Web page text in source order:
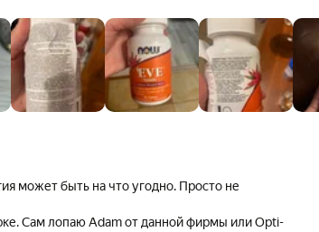
может быть на что угодно. Просто не
Сам лопаю Adam от данной фирмы или Opti-